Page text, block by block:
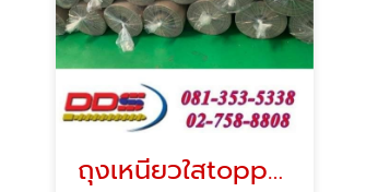
ถุงเหนียวใสtopper(ท็อปเปอร์)